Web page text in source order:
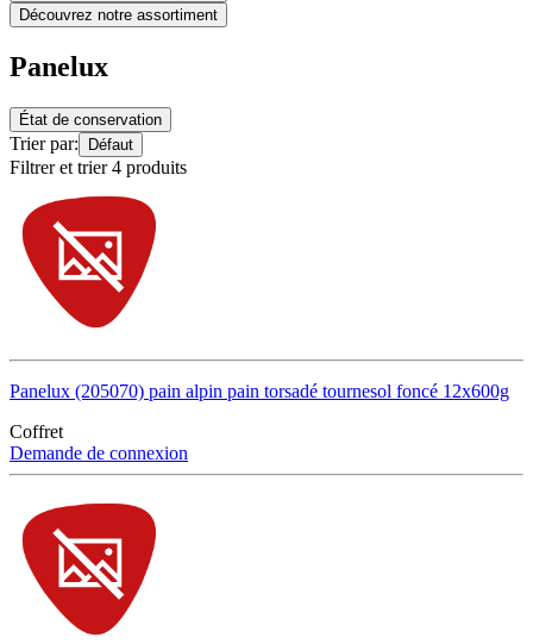
Découvrez notre assortiment
Panelux
État de conservation
Trier par: Défaut
Filtrer et trier 4 produits
Panelux (205070) pain alpin pain torsadé tournesol foncé 12x600g
Coffret
Demande de connexion